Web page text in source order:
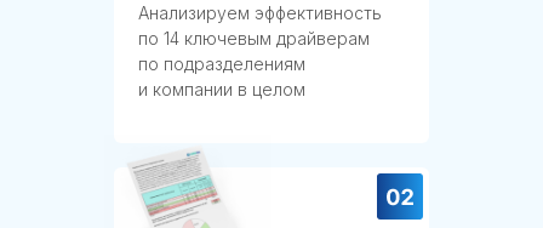
Анализируем эффективность
по 14 ключевым драйверам
по подразделениям
и компании в целом